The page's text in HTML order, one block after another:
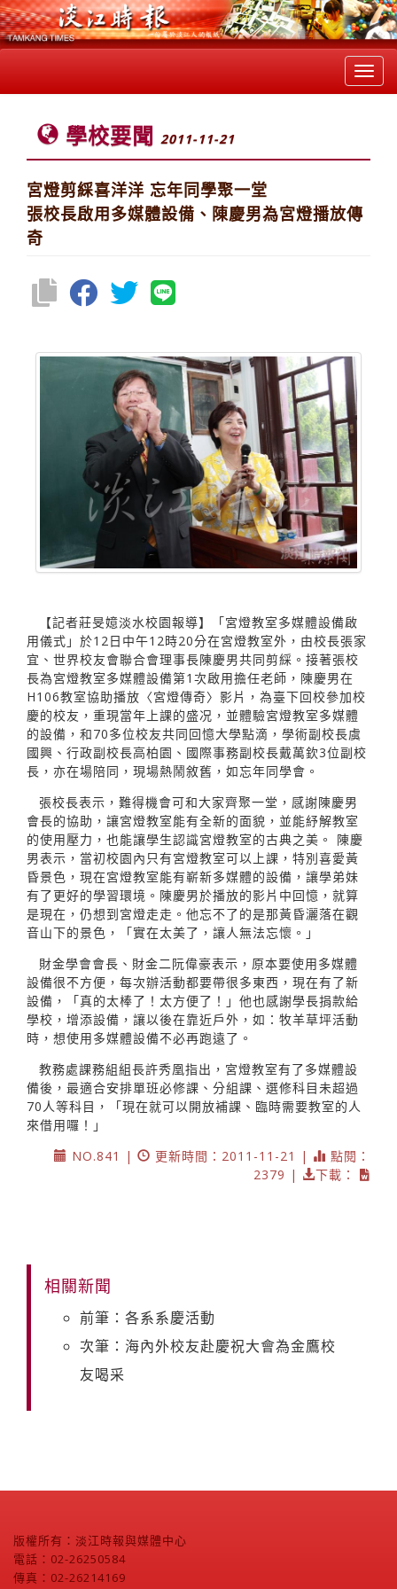
學校要聞 2011-11-21
宮燈剪綵喜洋洋 忘年同學聚一堂
張校長啟用多媒體設備、陳慶男為宮燈播放傳
奇
【記者莊旻嬑淡水校園報導】「宮燈教室多媒體設備啟
用儀式」於12日中午12時20分在宮燈教室外，由校長張家
宜、世界校友會聯合會理事長陳慶男共同剪綵。接著張校
長為宮燈教室多媒體設備第1次啟用擔任老師，陳慶男在
H106教室協助播放〈宮燈傳奇〉影片，為臺下回校參加校
慶的校友，重現當年上課的盛况，並體驗宮燈教室多媒體
的設備，和70多位校友共同回憶大學點滴，學術副校長虞
國興、行政副校長高柏園、國際事務副校長戴萬欽3位副校
長，亦在場陪同，現場熱鬧敘舊，如忘年同學會。
張校長表示，難得機會可和大家齊聚一堂，感謝陳慶男
會長的協助，讓宮燈教室能有全新的面貌，並能紓解教室
的使用壓力，也能讓學生認識宮燈教室的古典之美。 陳慶
男表示，當初校園內只有宮燈教室可以上課，特別喜愛黃
昏景色，現在宮燈教室能有嶄新多媒體的設備，讓學弟妹
有了更好的學習環境。陳慶男於播放的影片中回憶，就算
是現在，仍想到宮燈走走。他忘不了的是那黃昏灑落在觀
音山下的景色，「實在太美了，讓人無法忘懷。」
財金學會會長、財金二阮偉豪表示，原本要使用多媒體
設備很不方便，每次辦活動都要帶很多東西，現在有了新
設備，「真的太棒了！太方便了！」他也感謝學長捐款給
學校，增添設備，讓以後在靠近戶外，如：牧羊草坪活動
時，想使用多媒體設備不必再跑遠了。
教務處課務組組長許秀凰指出，宮燈教室有了多媒體設
備後，最適合安排單班必修課、分組課、選修科目未超過
70人等科目，「現在就可以開放補課、臨時需要教室的人
來借用囉！」
NO.841 |
更新時間：2011-11-21 |
點閱：
2379 |
下載：
相關新聞
前筆：各系系慶活動
次筆：海內外校友赴慶祝大會為金鷹校
友喝采
版權所有：淡江時報與媒體中心
電話：02-26250584
傳真：02-26214169